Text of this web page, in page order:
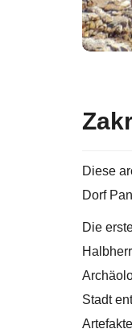
Diese
Dorf
Die
Stadt